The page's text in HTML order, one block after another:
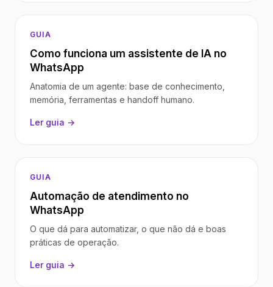
GUIA
Como funciona um assistente de IA no
WhatsApp
Anatomia de um agente: base de conhecimento,
memória, ferramentas e handoff humano.
Ler guia →
GUIA
Automação de atendimento no
WhatsApp
O que dá para automatizar, o que não dá e boas
práticas de operação.
Ler guia →